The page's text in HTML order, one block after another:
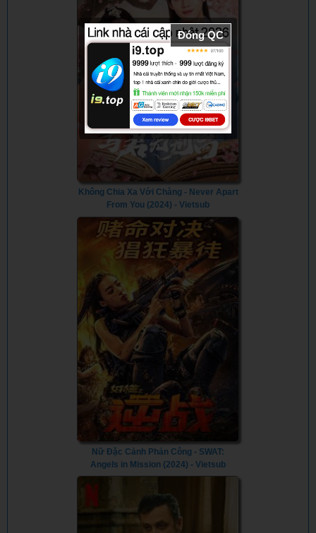
Không Chia Xa Với Chàng - Never Apart
From You (2024) - Vietsub
Nữ Đặc Cảnh Phản Công - SWAT:
Angels in Mission (2024) - Vietsub
Đóng QC